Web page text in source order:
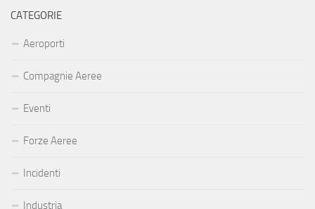
CATEGORIE
Aeroporti
Compagnie Aeree
Eventi
Forze Aeree
Incidenti
Industria